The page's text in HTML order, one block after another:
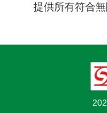
提供所有符合